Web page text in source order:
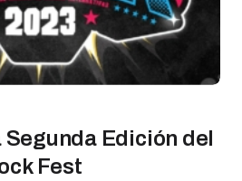
Segunda Edición del
Fest